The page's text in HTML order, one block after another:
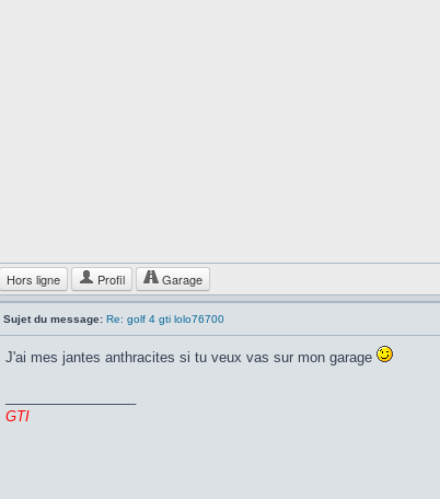
Hors ligne Profil Garage
Sujet du message: Re: golf 4 gti lolo76700
J'ai mes jantes anthracites si tu veux vas sur mon garage
GTI